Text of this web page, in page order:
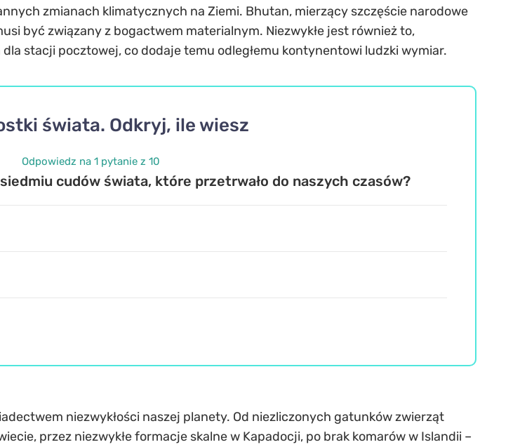
zmianach klimatycznych na Ziemi. Bhutan, mierzący szczęście narodowe
być związany z bogactwem materialnym. Niezwykłe jest również to,
stacji pocztowej, co dodaje temu odległemu kontynentowi ludzki wymiar.
świata. Odkryj, ile wiesz
Odpowiedz na 1 pytanie z 10
cudów świata, które przetrwało do naszych czasów?
niezwykłości naszej planety. Od niezliczonych gatunków zwierząt
przez niezwykłe formacje skalne w Kapadocji, po brak komarów w Islandii –